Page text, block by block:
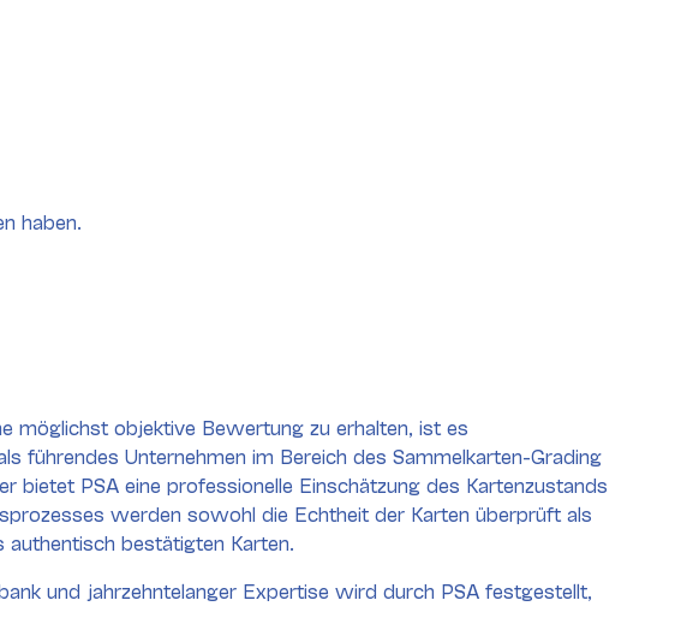
haben.
möglichst objektive Bewertung zu erhalten, ist es
führendes Unternehmen im Bereich des Sammelkarten-Grading
PSA eine professionelle Einschätzung des Kartenzustands
werden sowohl die Echtheit der Karten überprüft als
bestätigten Karten.
und jahrzehntelanger Expertise wird durch PSA festgestellt,